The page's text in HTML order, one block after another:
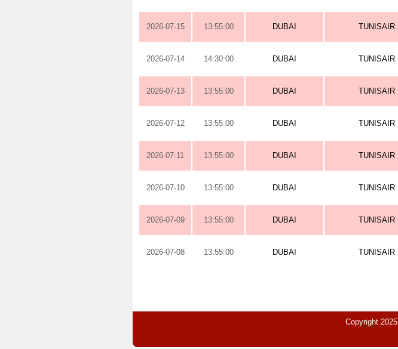
2026-07-15 13:55:00 DUBAI TUNISAIR
2026-07-14 14:30:00 DUBAI TUNISAIR
2026-07-13 13:55:00 DUBAI TUNISAIR
2026-07-12 13:55:00 DUBAI TUNISAIR
2026-07-11 13:55:00 DUBAI TUNISAIR
2026-07-10 13:55:00 DUBAI TUNISAIR
2026-07-09 13:55:00 DUBAI TUNISAIR
2026-07-08 13:55:00 DUBAI TUNISAIR
Copyright 2025